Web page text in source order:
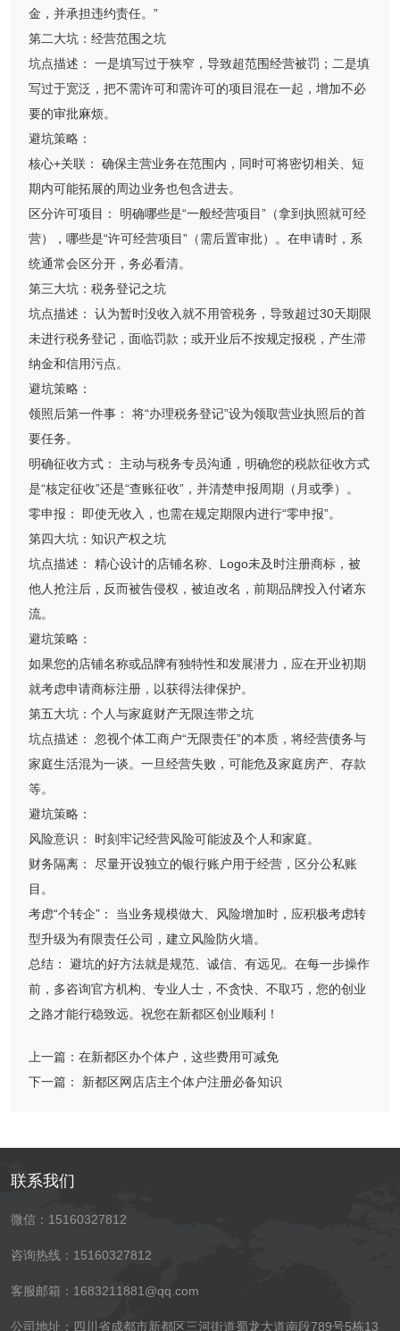
金，并承担违约责任。”
第二大坑：经营范围之坑
坑点描述： 一是填写过于狭窄，导致超范围经营被罚；二是填
写过于宽泛，把不需许可和需许可的项目混在一起，增加不必
要的审批麻烦。
避坑策略：
核心+关联： 确保主营业务在范围内，同时可将密切相关、短
期内可能拓展的周边业务也包含进去。
区分许可项目： 明确哪些是“一般经营项目”（拿到执照就可经
营），哪些是“许可经营项目”（需后置审批）。在申请时，系
统通常会区分开，务必看清。
第三大坑：税务登记之坑
坑点描述： 认为暂时没收入就不用管税务，导致超过30天期限
未进行税务登记，面临罚款；或开业后不按规定报税，产生滞
纳金和信用污点。
避坑策略：
领照后第一件事： 将“办理税务登记”设为领取营业执照后的首
要任务。
明确征收方式： 主动与税务专员沟通，明确您的税款征收方式
是“核定征收”还是“查账征收”，并清楚申报周期（月或季）。
零申报： 即使无收入，也需在规定期限内进行“零申报”。
第四大坑：知识产权之坑
坑点描述： 精心设计的店铺名称、Logo未及时注册商标，被
他人抢注后，反而被告侵权，被迫改名，前期品牌投入付诸东
流。
避坑策略：
如果您的店铺名称或品牌有独特性和发展潜力，应在开业初期
就考虑申请商标注册，以获得法律保护。
第五大坑：个人与家庭财产无限连带之坑
坑点描述： 忽视个体工商户“无限责任”的本质，将经营债务与
家庭生活混为一谈。一旦经营失败，可能危及家庭房产、存款
等。
避坑策略：
风险意识： 时刻牢记经营风险可能波及个人和家庭。
财务隔离： 尽量开设独立的银行账户用于经营，区分公私账
目。
考虑“个转企”： 当业务规模做大、风险增加时，应积极考虑转
型升级为有限责任公司，建立风险防火墙。
总结： 避坑的好方法就是规范、诚信、有远见。在每一步操作
前，多咨询官方机构、专业人士，不贪快、不取巧，您的创业
之路才能行稳致远。祝您在新都区创业顺利！
上一篇： 在新都区办个体户，这些费用可减免
下一篇：
​​ 新都区网店店主个体户注册必备知识
联系我们
微信：15160327812
咨询热线：15160327812
客服邮箱：1683211881@qq.com
公司地址：四川省成都市新都区三河街道蜀龙大道南段789号5栋13